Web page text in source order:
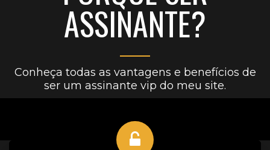
ASSINANTE?
Conheça todas as vantagens e benefícios de
ser um assinante vip do meu site.